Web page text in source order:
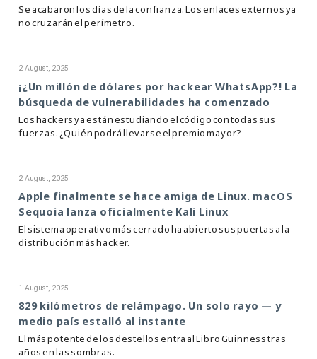
Se acabaron los días de la confianza. Los enlaces externos ya
no cruzarán el perímetro.
2 August, 2025
¡¿Un millón de dólares por hackear WhatsApp?! La
búsqueda de vulnerabilidades ha comenzado
Los hackers ya están estudiando el código con todas sus
fuerzas. ¿Quién podrá llevarse el premio mayor?
2 August, 2025
Apple finalmente se hace amiga de Linux. macOS
Sequoia lanza oficialmente Kali Linux
El sistema operativo más cerrado ha abierto sus puertas a la
distribución más hacker.
1 August, 2025
829 kilómetros de relámpago. Un solo rayo — y
medio país estalló al instante
El más potente de los destellos entra al Libro Guinness tras
años en las sombras.